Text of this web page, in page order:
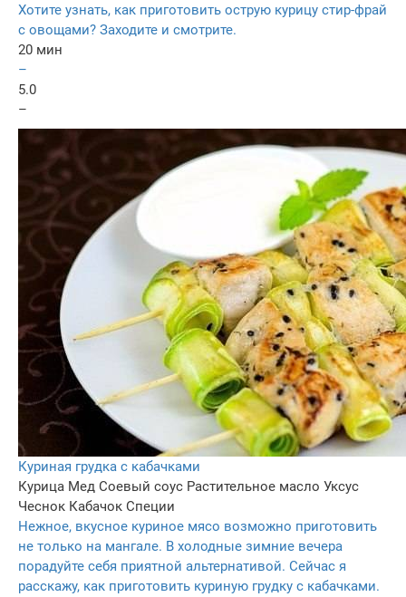
Хотите узнать, как приготовить острую курицу стир-фрай
с овощами? Заходите и смотрите.
20 мин
–
5.0
–
Куриная грудка с кабачками
Курица Мед Соевый соус Растительное масло Уксус
Чеснок Кабачок Специи
Нежное, вкусное куриное мясо возможно приготовить
не только на мангале. В холодные зимние вечера
порадуйте себя приятной альтернативой. Сейчас я
расскажу, как приготовить куриную грудку с кабачками.